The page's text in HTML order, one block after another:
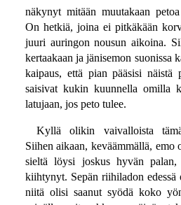
näkynyt mitään muutakaan
On hetkiä, joina ei pitkäkään
juuri auringon nousun aikoina.
kertaakaan ja jänisemon suonissa
kaipaus, että pian pääsisi näistä
saisivat kukin kuunnella omilla
latujaan, jos peto tulee.
Kyllä olikin vaivalloista
Siihen aikaan, keväämmällä, emo
sieltä löysi joskus hyvän
kiihtynyt. Sepän riihiladon edessä
niitä olisi saanut syödä koko